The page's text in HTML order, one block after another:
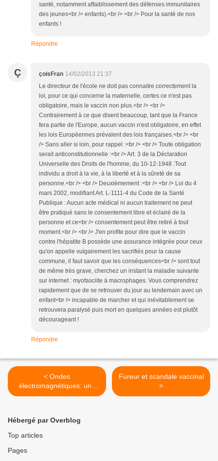
santé, notamment affaiblissement des défenses immunitaires
des jeunes<br /> enfants).<br /> <br /> Pour la santé de nos
enfants !
Répondre
Ç çoisFran 14/02/2013 21:37
Le directeur de l'école ne doit pas connaitre correctement la
loi, pour ce qui concerne la maternelle, certes ce n'est pas
obligatoire, mais le vaccin non plus.<br /> <br />
Contrairement à ce que disent beaucoup, tant que la France
fera partie de l'Europe, aucun vaccin n'est obligatoire, en effet
les lois Européennes prévalent des lois françaises.<br /> <br
/> Sans aller si loin, pour rappel :<br /> <br /> Toute obligation
serait anticonstitutionnelle :<br /> Art. 3 de la Déclaration
Universelle des Droits de l'homme, du 10-12-1948 :Tout
individu a droit à la vie, à la liberté et à la sûreté de sa
personne.<br /> <br /> Deuxièmement :<br /> <br /> Loi du 4
mars 2002, modifiant Art. L-1111-4 du Code de la Santé
Publique : Aucun acte médical ni aucun traitement ne peut
être pratiqué sans le consentement libre et éclairé de la
personne et ce<br /> consentement peut être retiré à tout
moment.<br /> <br /> J'en profite pour dire que le vaccin
contre l'hépatite B possède une assurance intégrée pour ceux
qu'on appelle vulgairement les sacrifiés pour la cause
commune, il faut savoir que les conséquences<br /> sont tout
de même très grave, cherchez un instant la maladie suivante
sur internet : myofasciite à macrophages. Vous comprendrez
rapidement que de se retrouver du jour au lendemain avec un
enfant<br /> incapable de marcher et qui inévitablement se
retrouvera paralysé puis mort en quelques années est plutôt
décourageant !
Répondre
< Ondes
électromagnétiques: une
Ministre française parle de
Fureur et scandale vaccinal
>
Hébergé par Overblog
Top articles
Pages